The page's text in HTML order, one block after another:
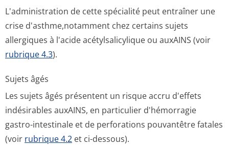
L'administration de cette spécialité peut entraîner une
crise d'asthme,notamment chez certains sujets
allergiques à l'acide acétylsalicylique ou auxAINS (voir
rubrique 4.3).
Sujets âgés
Les sujets âgés présentent un risque accru d'effets
indésirables auxAINS, en particulier d'hémorragie
gastro-intestinale et de perforations pouvantêtre fatales
(voir rubrique 4.2 et ci-dessous).